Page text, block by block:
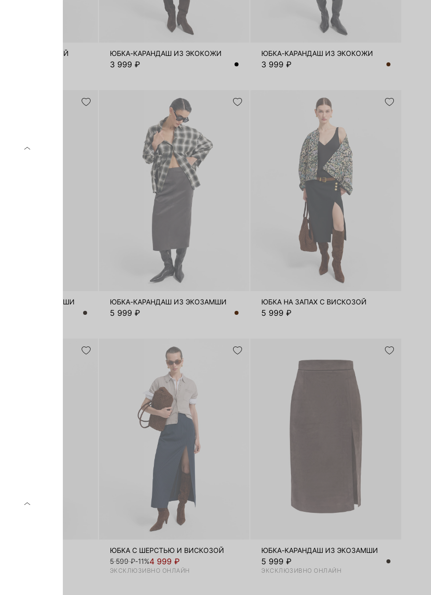
С ВИСКОЗОЙ ЮБКА-КАРАНДАШ ИЗ ЭКОКОЖИ
3 999 ₽
ЮБКА-КАРАНДАШ ИЗ ЭКОКОЖИ
3 999 ₽
ИЗ ЭКОЗАМШИ ЮБКА-КАРАНДАШ ИЗ ЭКОЗАМШИ
5 999 ₽
ЮБКА НА ЗАПАХ С ВИСКОЗОЙ
5 999 ₽
ЮБКА С ШЕРСТЬЮ И ВИСКОЗОЙ
5 599 ₽-11%4 999 ₽
ЭКСКЛЮЗИВНО ОНЛАЙН
ЮБКА-КАРАНДАШ ИЗ ЭКОЗАМШИ
5 999 ₽
ЭКСКЛЮЗИВНО ОНЛАЙН